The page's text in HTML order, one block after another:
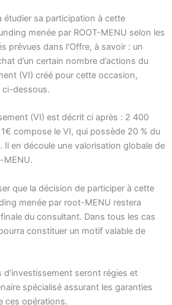
étudier sa participation à cette
menée par ROOT-MENU selon les
prévues dans l’Offre, à savoir : un
d’un certain nombre d’actions du
(VI) créé pour cette occasion,
ci-dessous.
(VI) est décrit ci après : 2 400
compose le VI, qui possède 20 % du
en découle une valorisation globale de
MENU.
que la décision de participer à cette
menée par root-MENU restera
du consultant. Dans tous les cas
constituer un motif valable de
seront régies et
spécialisé assurant les garanties
ces opérations.